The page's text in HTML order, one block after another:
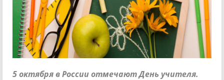
5 октября в России отмечают День учителя.